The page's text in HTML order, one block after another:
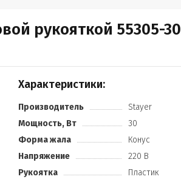
рукояткой 55305-30
Характеристики:
Производитель
Stayer
Мощность, Вт
30
Форма жала
Конус
Напряжение
220 В
Рукоятка
Пластик